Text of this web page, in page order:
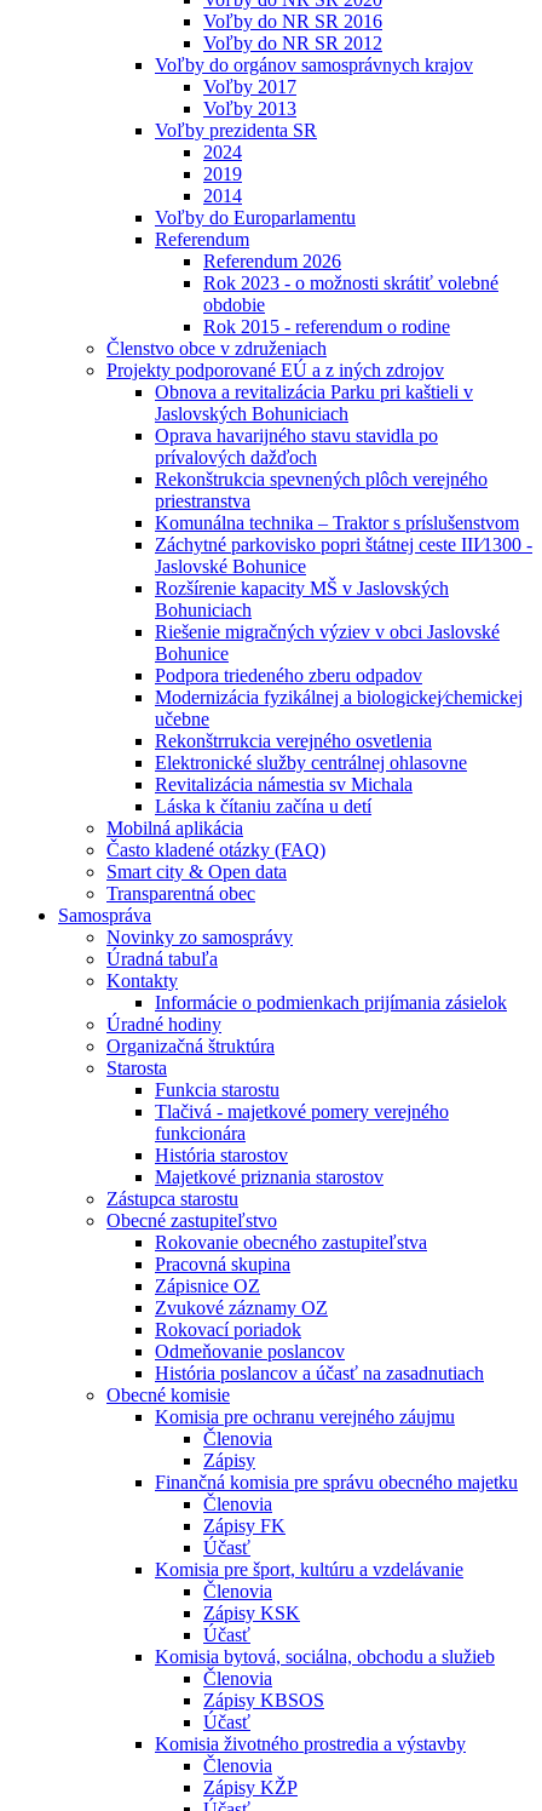
Voľby do NR SR 2016
Voľby do NR SR 2012
Voľby do orgánov samosprávnych krajov
Voľby 2017
Voľby 2013
Voľby prezidenta SR
2024
2019
2014
Voľby do Europarlamentu
Referendum
Referendum 2026
Rok 2023 - o možnosti skrátiť volebné
obdobie
Rok 2015 - referendum o rodine
Členstvo obce v združeniach
Projekty podporované EÚ a z iných zdrojov
Obnova a revitalizácia Parku pri kaštieli v
Jaslovských Bohuniciach
Oprava havarijného stavu stavidla po
prívalových dažďoch
Rekonštrukcia spevnených plôch verejného
priestranstva
Komunálna technika – Traktor s príslušenstvom
Záchytné parkovisko popri štátnej ceste III⁄1300 -
Jaslovské Bohunice
Rozšírenie kapacity MŠ v Jaslovských
Bohuniciach
Riešenie migračných výziev v obci Jaslovské
Bohunice
Podpora triedeného zberu odpadov
Modernizácia fyzikálnej a biologickej⁄chemickej
učebne
Rekonštrrukcia verejného osvetlenia
Elektronické služby centrálnej ohlasovne
Revitalizácia námestia sv Michala
Láska k čítaniu začína u detí
Mobilná aplikácia
Často kladené otázky (FAQ)
Smart city & Open data
Transparentná obec
Samospráva
Novinky zo samosprávy
Úradná tabuľa
Kontakty
Informácie o podmienkach prijímania zásielok
Úradné hodiny
Organizačná štruktúra
Starosta
Funkcia starostu
Tlačivá - majetkové pomery verejného
funkcionára
História starostov
Majetkové priznania starostov
Zástupca starostu
Obecné zastupiteľstvo
Rokovanie obecného zastupiteľstva
Pracovná skupina
Zápisnice OZ
Zvukové záznamy OZ
Rokovací poriadok
Odmeňovanie poslancov
História poslancov a účasť na zasadnutiach
Obecné komisie
Komisia pre ochranu verejného záujmu
Členovia
Zápisy
Finančná komisia pre správu obecného majetku
Členovia
Zápisy FK
Účasť
Komisia pre šport, kultúru a vzdelávanie
Členovia
Zápisy KSK
Účasť
Komisia bytová, sociálna, obchodu a služieb
Členovia
Zápisy KBSOS
Účasť
Komisia životného prostredia a výstavby
Členovia
Zápisy KŽP